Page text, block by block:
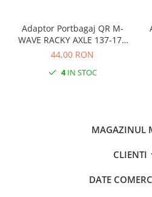
Adaptor Portbagaj QR M-
WAVE RACKY AXLE 137-177
mm
44,00 RON
4IN STOC
MAGAZINUL
CLIENTI
DATE